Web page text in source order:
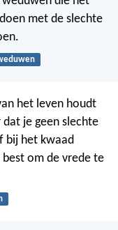
met de slechte
het leven houdt
je geen slechte
bij het kwaad
om de vrede te